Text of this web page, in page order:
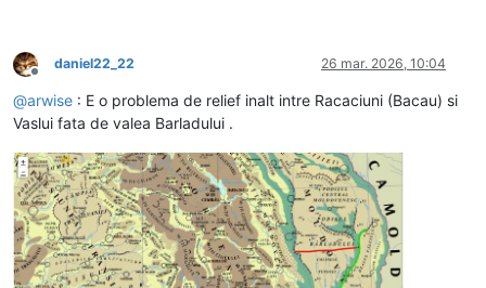
Deconectat
daniel22_22 26 mar. 2026, 10:04
@arwise : E o problema de relief inalt intre Racaciuni (Bacau) si
Vaslui fata de valea Barladului .